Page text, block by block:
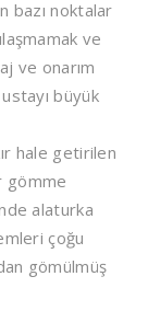
bazı noktalar
ve
ve onarım
büyük
hale getirilen
gömme
alaturka
çoğu
gömülmüş